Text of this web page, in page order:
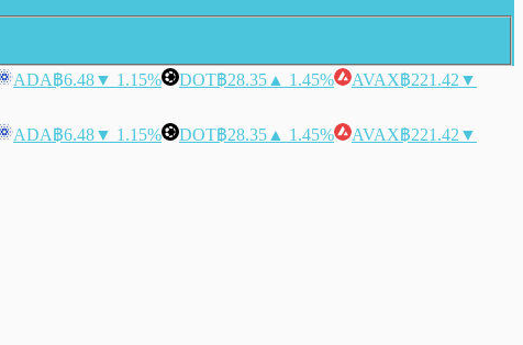
ADA฿6.48▼ 1.15% DOT฿28.35 ▲ 1.45% AVAX฿221.42 ▼
ADA฿6.48▼ 1.15% DOT฿28.35 ▲ 1.45% AVAX฿221.42 ▼